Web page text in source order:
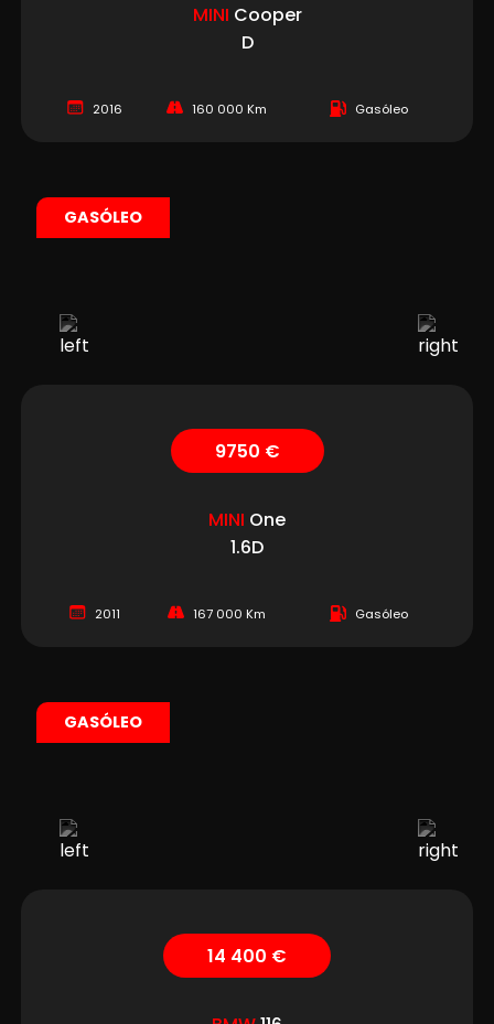
MINI Cooper
D
2016 160 000 Km Gasóleo
9750 €
MINI One
1.6D
2011 167 000 Km Gasóleo
GASÓLEO
14 400 €
GASÓLEO